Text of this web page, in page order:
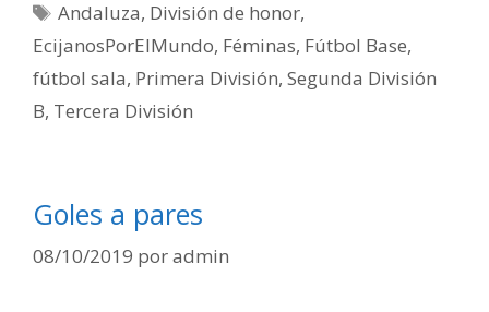
Andaluza, División de honor,
EcijanosPorElMundo, Féminas, Fútbol Base,
fútbol sala, Primera División, Segunda División
B, Tercera División
Goles a pares
08/10/2019 poradmin